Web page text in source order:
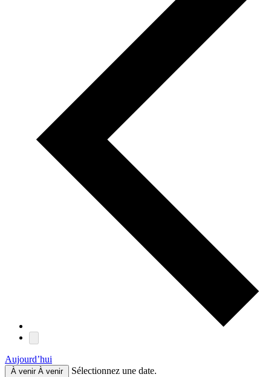
Aujourd’hui
À venir À venir Sélectionnez une date.